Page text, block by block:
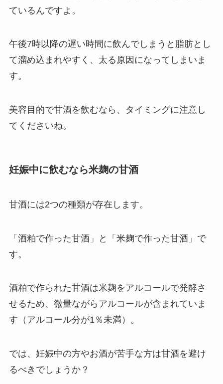
ているんですよ。
午後7時以降の遅い時間に飲んでしまうと脂肪とし
て溜め込まれやすく、太る原因になってしまいま
す。
美容目的で甘酒を飲むなら、タイミングに注意し
てくださいね。
妊娠中に飲むなら米麹の甘酒
甘酒には2つの種類が存在します。
「酒粕で作った甘酒」と「米麹で作った甘酒」で
す。
酒粕で作られた甘酒は米麹をアルコールで発酵さ
せるため、微量ながらアルコールが含まれていま
す（アルコール分が1％未満）。
では、妊娠中の方やお酒が苦手な方は甘酒を避け
るべきでしょうか？